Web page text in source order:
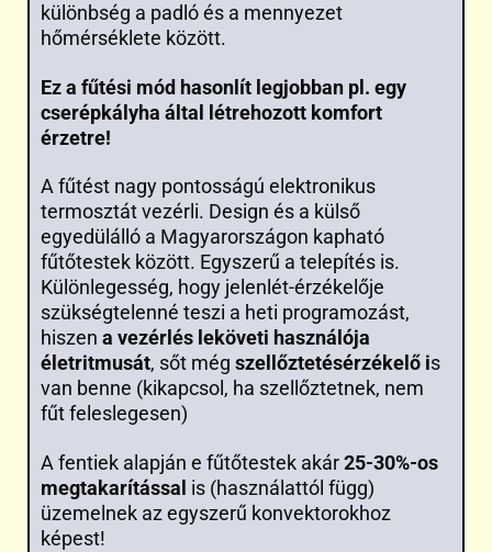
különbség a padló és a mennyezet
hőmérséklete között.
Ez a fűtési mód hasonlít legjobban pl. egy
cserépkályha által létrehozott komfort
érzetre!
A fűtést nagy pontosságú elektronikus
termosztát vezérli. Design és a külső
egyedülálló a Magyarországon kapható
fűtőtestek között. Egyszerű a telepítés is.
Különlegesség, hogy jelenlét-érzékelője
szükségtelenné teszi a heti programozást,
hiszen a vezérlés leköveti használója
életritmusát, sőt még szellőztetésérzékelő is
van benne (kikapcsol, ha szellőztetnek, nem
fűt feleslegesen)
A fentiek alapján e fűtőtestek akár25-30%-os
megtakarítással is (használattól függ)
üzemelnek az egyszerű konvektorokhoz
képest!